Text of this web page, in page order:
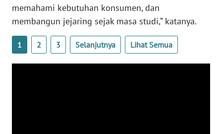
memahami kebutuhan konsumen, dan
membangun jejaring sejak masa studi,” katanya.
1 2 3 Selanjutnya Lihat Semua
SULTRA
WN
NTB